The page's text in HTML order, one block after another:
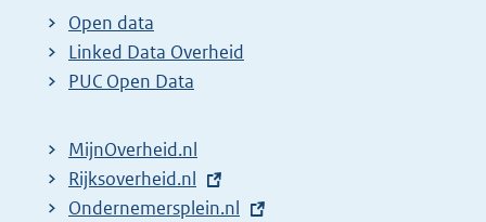
t
e
r
l
i
Open data
Linked Data Overheid
PUC Open Data
MijnOverheid.nl
E
x
Rijksoverheid.nl
E
Ondernemersplein.nl